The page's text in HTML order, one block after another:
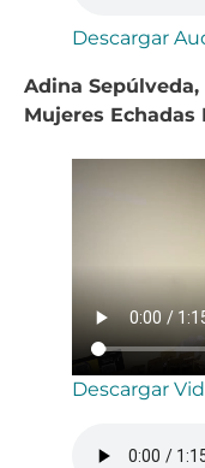
Descargar
Adina
Mujeres Echadas
Descargar